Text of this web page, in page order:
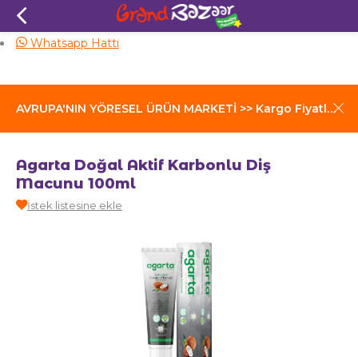
AVRUPA'NIN YÖRESEL ÜRÜN MARKETİ >> Kargo Fiyatları İçin Tıklayınız
Aynı Gün Kargo
Whatsapp Hattı
Agarta Doğal Aktif Karbonlu Diş
Macunu 100ml
İstek listesine ekle